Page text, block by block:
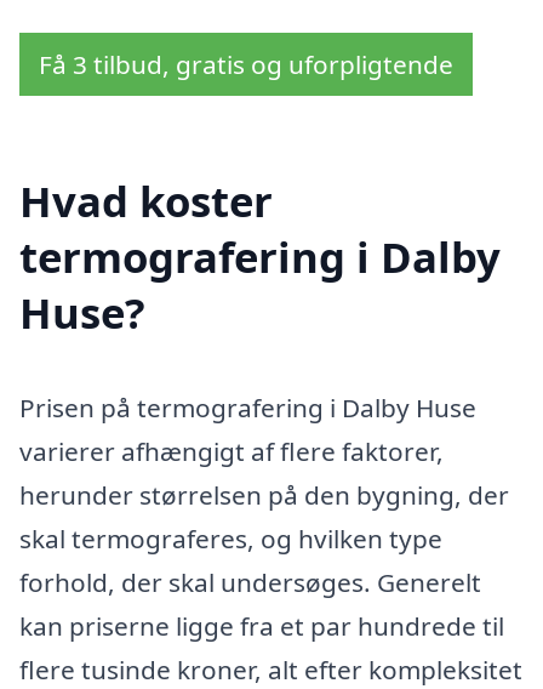
Få 3 tilbud, gratis og uforpligtende
Hvad koster
termografering i Dalby
Huse?
Prisen på termografering i Dalby Huse
varierer afhængigt af flere faktorer,
herunder størrelsen på den bygning, der
skal termograferes, og hvilken type
forhold, der skal undersøges. Generelt
kan priserne ligge fra et par hundrede til
flere tusinde kroner, alt efter kompleksitet